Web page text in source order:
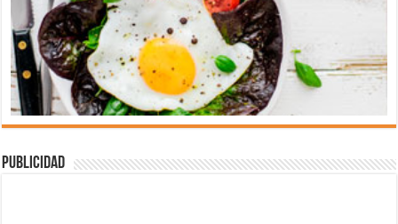
Publicidad